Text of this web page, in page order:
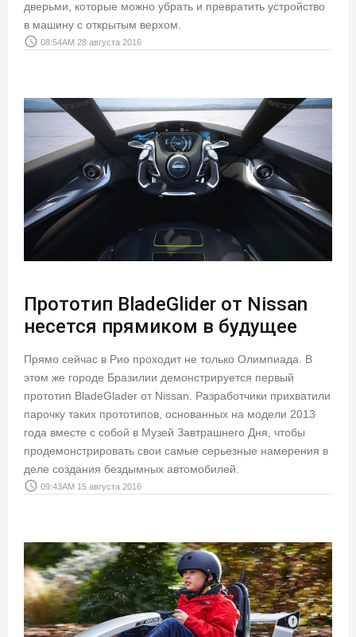
дверьми, которые можно убрать и превратить устройство
в машину с открытым верхом.
access_time 08:54AM 28 августа 2016
Прототип BladeGlider от Nissan
несется прямиком в будущее
Прямо сейчас в Рио проходит не только Олимпиада. В
этом же городе Бразилии демонстрируется первый
прототип BladeGlader от Nissan. Разработчики прихватили
парочку таких прототипов, основанных на модели 2013
года вместе с собой в Музей Завтрашнего Дня, чтобы
продемонстрировать свои самые серьезные намерения в
деле создания бездымных автомобилей.
access_time 09:43AM 15 августа 2016